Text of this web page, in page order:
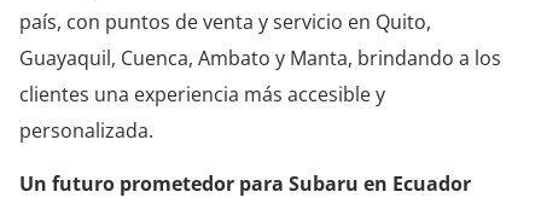
país, con puntos de venta y servicio en Quito,
Guayaquil, Cuenca, Ambato y Manta, brindando a los
clientes una experiencia más accesible y
personalizada.
Un futuro prometedor para Subaru en Ecuador